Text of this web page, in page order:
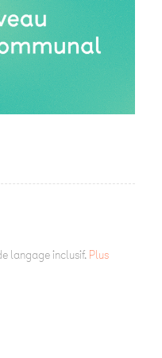
langage inclusif. Plus